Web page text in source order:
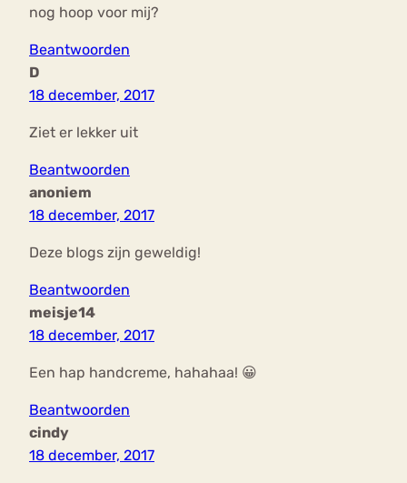
nog hoop voor mij?
Beantwoorden
D
18 december, 2017
Ziet er lekker uit
Beantwoorden
anoniem
18 december, 2017
Deze blogs zijn geweldig!
Beantwoorden
meisje14
18 december, 2017
Een hap handcreme, hahahaa! 😀
Beantwoorden
cindy
18 december, 2017